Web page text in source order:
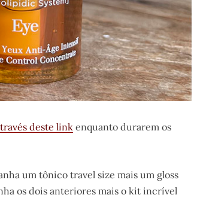
deste linkenquanto durarem os
um tônico travel size mais um gloss
os dois anteriores mais o kit incrível